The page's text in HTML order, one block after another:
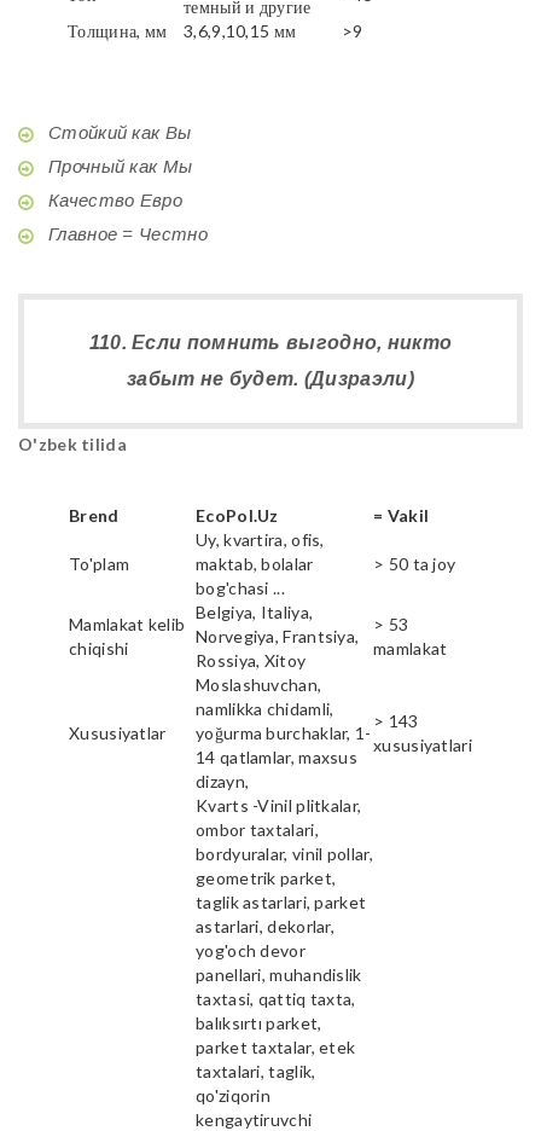
темный и другие
Толщина, мм
3,6,9,10,15 мм >9
Стойкий как Вы
Прочный как Мы
Качество Евро
Главное = Честно
110. Если помнить выгодно, никто
забыт не будет. (Дизраэли)
O'zbek tilida
Brend EcoPol.Uz = Vakil
To'plam
Uy, kvartira, ofis,
maktab, bolalar
bog'chasi ...
> 50 ta joy
Mamlakat kelib
chiqishi
Belgiya, Italiya,
Norvegiya, Frantsiya,
Rossiya, Xitoy
> 53
mamlakat
Xususiyatlar
Moslashuvchan,
namlikka chidamli,
yoğurma burchaklar, 1-
14 qatlamlar, maxsus
dizayn,
> 143
xususiyatlari
Kvarts -Vinil plitkalar,
ombor taxtalari,
bordyuralar, vinil pollar,
geometrik parket,
taglik astarlari, parket
astarlari, dekorlar,
yog'och devor
panellari, muhandislik
taxtasi, qattiq taxta,
balıksırtı parket,
parket taxtalar, etek
taxtalari, taglik,
qo'ziqorin
kengaytiruvchi